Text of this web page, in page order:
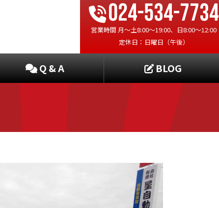
024-534-7734
営業時間 月〜土8:00〜19:00、日8:00〜12:00
定休日：日曜日（午後）
Q & A BLOG